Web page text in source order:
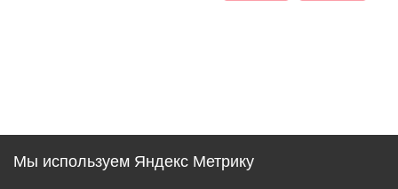
Мы используем Яндекс Метрику